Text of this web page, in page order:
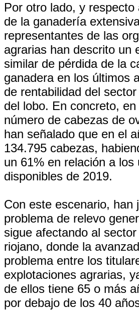
Por otro lado, y respecto
de la ganadería
representantes de las
agrarias han descrito un
similar de pérdida de la
ganadera en los últimos
de rentabilidad del
del lobo. En concreto,
número de cabezas de
han señalado que en el
134.795 cabezas,
un 61% en relación a los
disponibles de 2019.
Con este escenario, han
problema de relevo
sigue afectando al
riojano, donde la
problema entre los
explotaciones agrarias,
de ellos tiene 65 o más
por debajo de los 40